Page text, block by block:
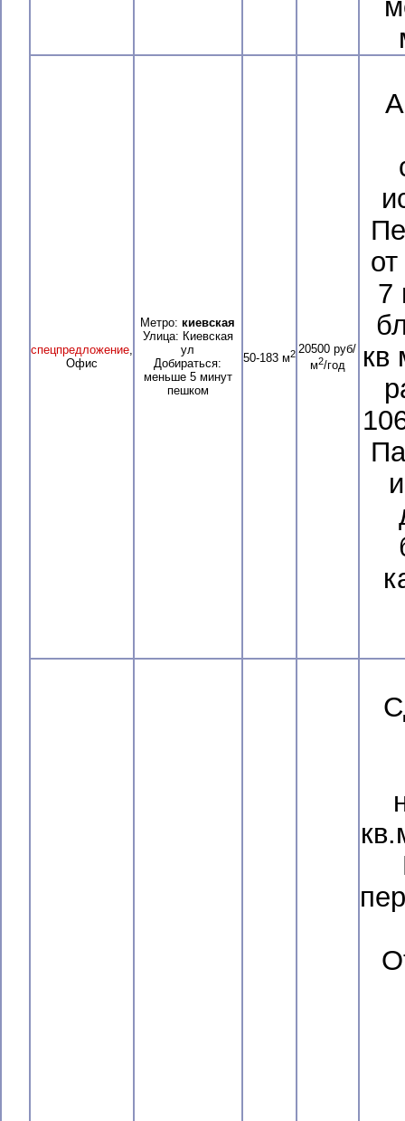
спецпредложение,
Офис
Метро: киевская
Улица: Киевская
ул
Добираться:
меньше 5 минут
пешком
50-183 м2 20500 руб/
м2/год
7
кв